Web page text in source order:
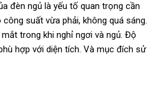
đèn ngủ là yếu tố quan trọng cần
suất vừa phải, không quá sáng.
trong khi nghỉ ngơi và ngủ. Độ
hợp với diện tích. Và mục đích sử